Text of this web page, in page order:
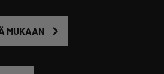
MUKAAN